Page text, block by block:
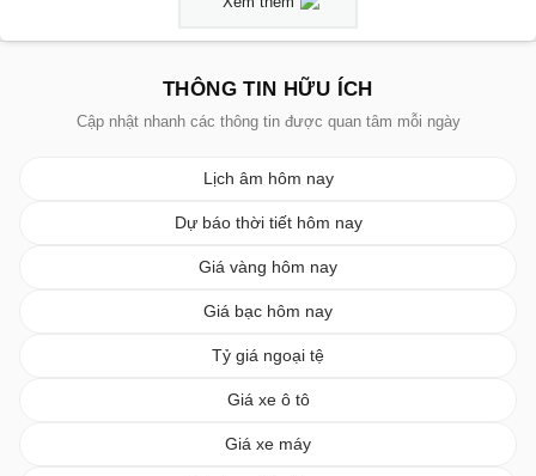
THÔNG TIN HỮU ÍCH
Cập nhật nhanh các thông tin được quan tâm mỗi ngày
Lịch âm hôm nay
Dự báo thời tiết hôm nay
Giá vàng hôm nay
Giá bạc hôm nay
Tỷ giá ngoại tệ
Giá xe ô tô
Giá xe máy